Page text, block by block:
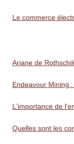
Le commerce
Ariane de
Endeavour Mining :
L'importance de
Quelles sont les